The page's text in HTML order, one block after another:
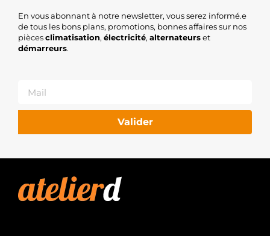
En vous abonnant à notre newsletter, vous serez informé.e
de tous les bons plans, promotions, bonnes affaires sur nos
piècesclimatisation, électricité, alternateurset
démarreurs.
Valider